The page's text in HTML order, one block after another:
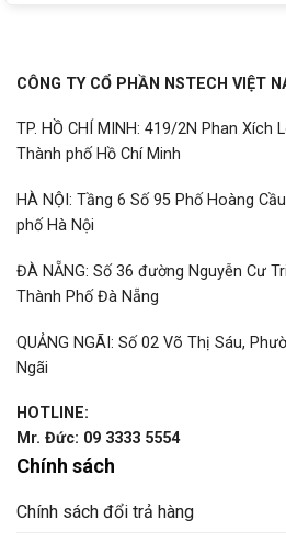
CÔNG TY CỔ PHẦN NSTECH VIỆT
TP. HỒ CHÍ MINH: 419/2N Phan Xích
Thành phố Hồ Chí Minh
HÀ NỘI: Tầng 6 Số 95 Phố Hoàng
phố Hà Nội
ĐÀ NẴNG: Số 36 đường Nguyễn Cư
Thành Phố Đà Nẵng
QUẢNG NGÃI: Số 02 Võ Thị Sáu,
Ngãi
HOTLINE:
Mr. Đức: 09 3333 5554
Chính sách
Chính sách đổi trả hàng